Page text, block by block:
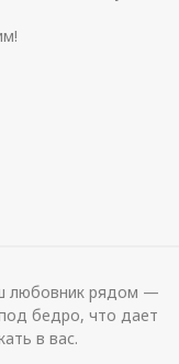
любовник рядом —
бедро, что дает
в вас.